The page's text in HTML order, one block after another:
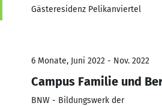
Gästeresidenz Pelikanviertel
6 Monate, Juni 2022 - Nov. 2022
Campus Familie und
BNW - Bildungswerk der